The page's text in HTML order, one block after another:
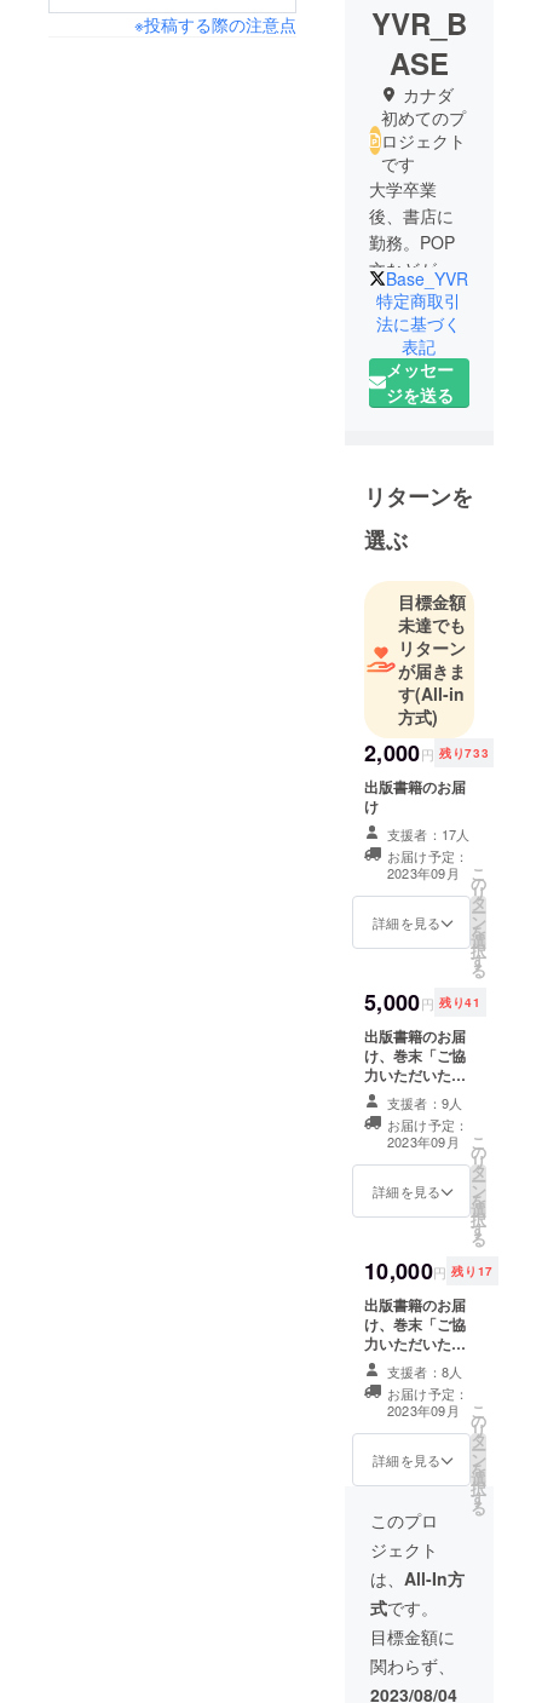
※投稿する際の注意点
YVR_B
ASE
カナダ
初めてのプ
ロジェクト
です
大学卒業
後、書店に
勤務。POP
文などが好
評を博す。
その後出版
社校閲から
編集を経
て、現在は
イターとし
て活動。
昨年からカ
し、現在に
いたる。
Base_YVR
特定商取引
法に基づく
表記
メッセー
ジを送る
リターンを
選ぶ
目標金額
未達でも
リターン
が届きま
す(All-in
方式)
2,000円 残り733
出版書籍のお届
け
支援者：17人
お届け予定：
2023年09月
詳細を見る
こ
の
リ
タ
ー
ン
を
選
択
す
る
5,000円 残り41
出版書籍のお届
け、巻末「ご協
力いただいた皆
様」でのご芳名
（ハンドルネー
ム可）の記載 ※
ご芳名の掲載に
ついて ご支援
をいただけまし
をご入力くださ
い。 ご芳名記
載について、辞
退される場合で
も、匿名で「他
〇名の方々にご
支援いただきま
した」との記載
をさせていただ
辞退ご希望の旨
をご記載くださ
支援者：9人
お届け予定：
2023年09月
詳細を見る
こ
の
リ
タ
ー
ン
を
選
択
す
る
10,000円 残り17
出版書籍のお届
け、巻末「ご協
力いただいた皆
様」でのご芳名
（ハンドルネー
ム可）の記載、
研究会合へのご
参加 ※ご芳名の
掲載について
は、【備考】欄
るご芳名をご入
力ください。
ご芳名記載につ
いて、辞退され
る場合でも、匿
名で「他〇名の
方々にご支援い
ただきました」
支援者：8人
お届け予定：
2023年09月
詳細を見る
こ
の
リ
タ
ー
ン
を
選
択
す
る
このプロ
ジェクト
は、 All-In方
式です。
目標金額に
関わらず、
2023/08/04